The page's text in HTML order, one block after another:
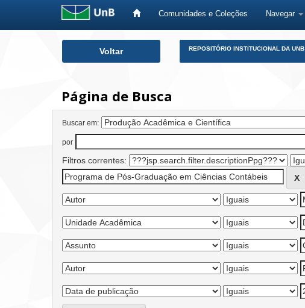
Comunidades e Coleções Navegar
Voltar REPOSITÓRIO INSTITUCIONAL DA UNB
Página de Busca
Buscar em:
por
Filtros correntes: